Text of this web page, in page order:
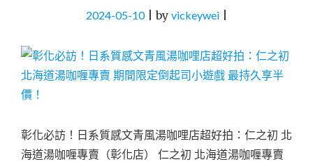
2024-05-10|by vickeywei|
彰化必訪！日系質感文青風湯咖哩店超好拍：仁之初 北
海道湯咖喱專賣（彰化店） 仁之初 北海道湯咖喱專賣